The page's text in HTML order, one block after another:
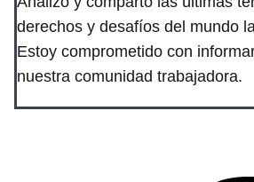
derechos y desafíos del mundo
Estoy comprometido con
nuestra comunidad trabajadora.